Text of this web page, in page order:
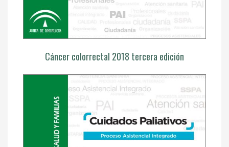
Cáncer colorrectal 2018 tercera edición